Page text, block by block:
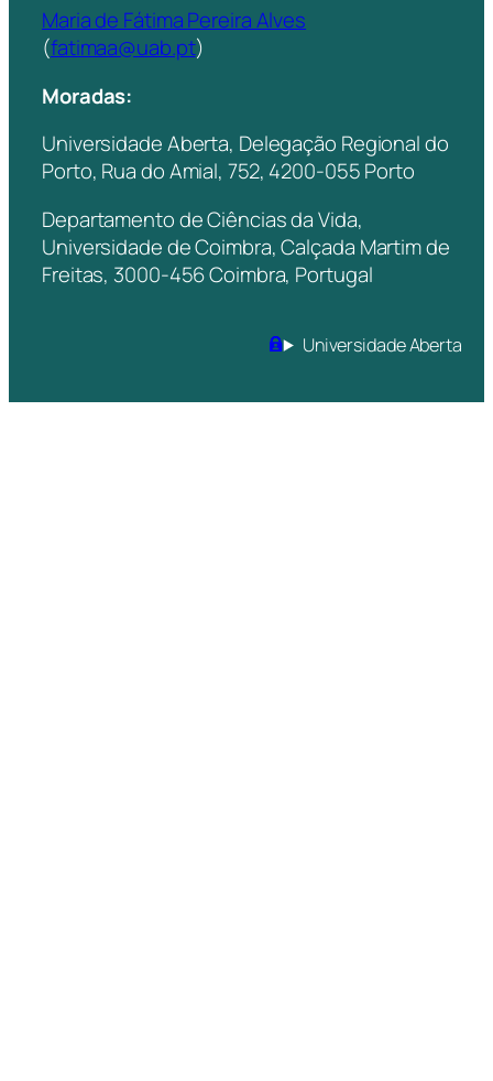
Maria de Fátima Pereira Alves
(fatimaa@uab.pt)
Moradas:
Universidade Aberta, Delegação Regional do
Porto, Rua do Amial, 752, 4200-055 Porto
Departamento de Ciências da Vida,
Universidade de Coimbra, Calçada Martim de
Freitas, 3000-456 Coimbra, Portugal
Universidade Aberta